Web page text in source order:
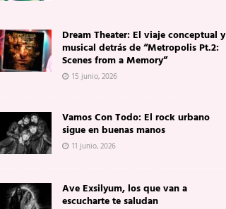
Dream Theater: El viaje conceptual y
musical detrás de “Metropolis Pt.2:
Scenes from a Memory”
15 junio, 2026
Vamos Con Todo: El rock urbano
sigue en buenas manos
11 junio, 2026
Ave Exsilyum, los que van a
escucharte te saludan